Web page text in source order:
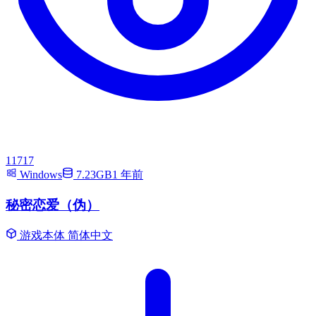
11717
Windows
7.23GB1 年前
秘密恋爱（伪）
游戏本体 简体中文